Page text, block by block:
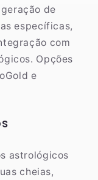
de
específicas,
com
Opções
e
astrológicos
cheias,